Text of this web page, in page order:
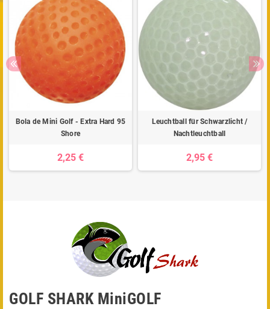
Bola de Mini Golf - Extra Hard 95
Shore
2,25 €
Leuchtball für Schwarzlicht /
Nachtleuchtball
2,95 €
GOLF SHARK MiniGOLF